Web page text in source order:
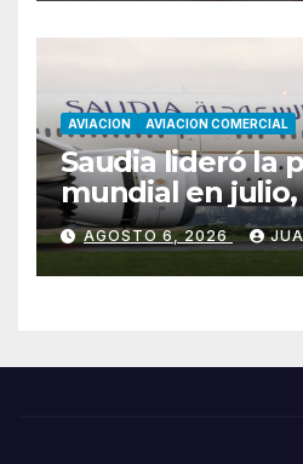
AVIACION AVIACION COMERCIAL
Saudia lideró la
mundial en
Cirium
AGOSTO 6, 2026